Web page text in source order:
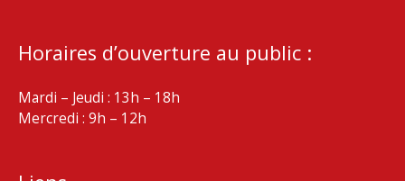
Horaires d’ouverture au public :
Mardi – Jeudi : 13h – 18h
Mercredi : 9h – 12h